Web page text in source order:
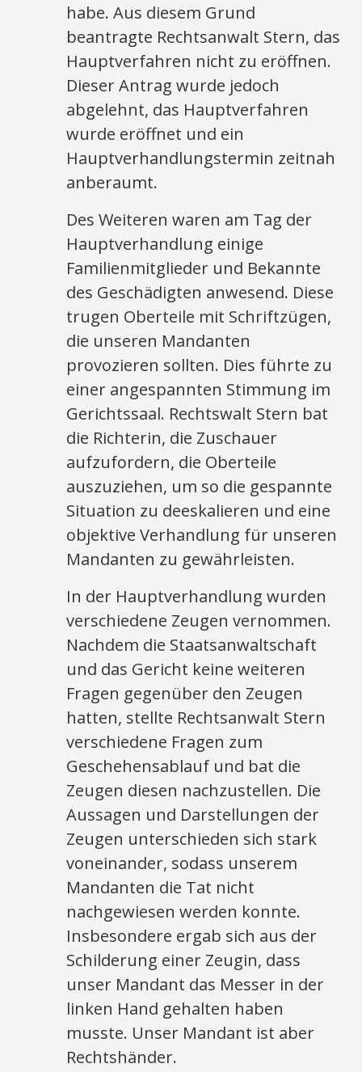
habe. Aus diesem Grund
beantragte Rechtsanwalt Stern, das
Hauptverfahren nicht zu eröffnen.
Dieser Antrag wurde jedoch
abgelehnt, das Hauptverfahren
wurde eröffnet und ein
Hauptverhandlungstermin zeitnah
anberaumt.
Des Weiteren waren am Tag der
Hauptverhandlung einige
Familienmitglieder und Bekannte
des Geschädigten anwesend. Diese
trugen Oberteile mit Schriftzügen,
die unseren Mandanten
provozieren sollten. Dies führte zu
einer angespannten Stimmung im
Gerichtssaal. Rechtswalt Stern bat
die Richterin, die Zuschauer
aufzufordern, die Oberteile
auszuziehen, um so die gespannte
Situation zu deeskalieren und eine
objektive Verhandlung für unseren
Mandanten zu gewährleisten.
In der Hauptverhandlung wurden
verschiedene Zeugen vernommen.
Nachdem die Staatsanwaltschaft
und das Gericht keine weiteren
Fragen gegenüber den Zeugen
hatten, stellte Rechtsanwalt Stern
verschiedene Fragen zum
Geschehensablauf und bat die
Zeugen diesen nachzustellen. Die
Aussagen und Darstellungen der
Zeugen unterschieden sich stark
voneinander, sodass unserem
Mandanten die Tat nicht
nachgewiesen werden konnte.
Insbesondere ergab sich aus der
Schilderung einer Zeugin, dass
unser Mandant das Messer in der
linken Hand gehalten haben
musste. Unser Mandant ist aber
Rechtshänder.